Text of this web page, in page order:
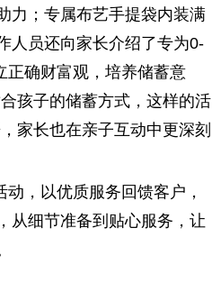
力；专属布艺手提袋内装满
人员还向家长介绍了专为0-
正确财富观，培养储蓄意
孩子的储蓄方式，这样的活
家长也在亲子互动中更深刻
，以优质服务回馈客户，
从细节准备到贴心服务，让